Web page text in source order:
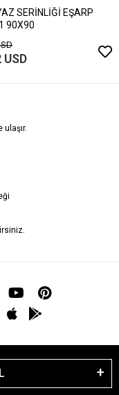
SERİNLİĞİ EŞARP
90X90
USD